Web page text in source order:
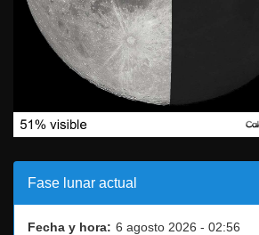
Fase lunar actual
Fecha y hora: 6 agosto 2026 - 02:56